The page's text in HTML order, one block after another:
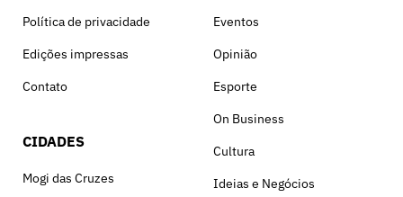
Política de privacidade
Edições impressas
Contato
CIDADES
Mogi das Cruzes
Eventos
Opinião
Esporte
On Business
Cultura
Ideias e Negócios